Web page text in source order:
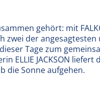
gehört: mit
zwei der angesagtesten
Tage zum
ELLIE JACKSON liefert
die Sonne aufgehen.